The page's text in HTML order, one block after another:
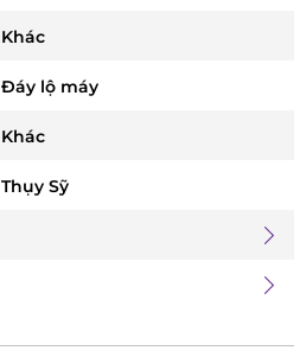
Khác
Đáy lộ máy
Khác
Thụy Sỹ